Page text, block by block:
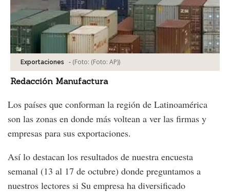
Exportaciones - (Foto: (Foto: AP))
Redacción Manufactura
Los países que conforman la región de Latinoamérica
son las zonas en donde más voltean a ver las firmas y
empresas para sus exportaciones.
Así lo destacan los resultados de nuestra encuesta
semanal (13 al 17 de octubre) donde preguntamos a
nuestros lectores si Su empresa ha diversificado